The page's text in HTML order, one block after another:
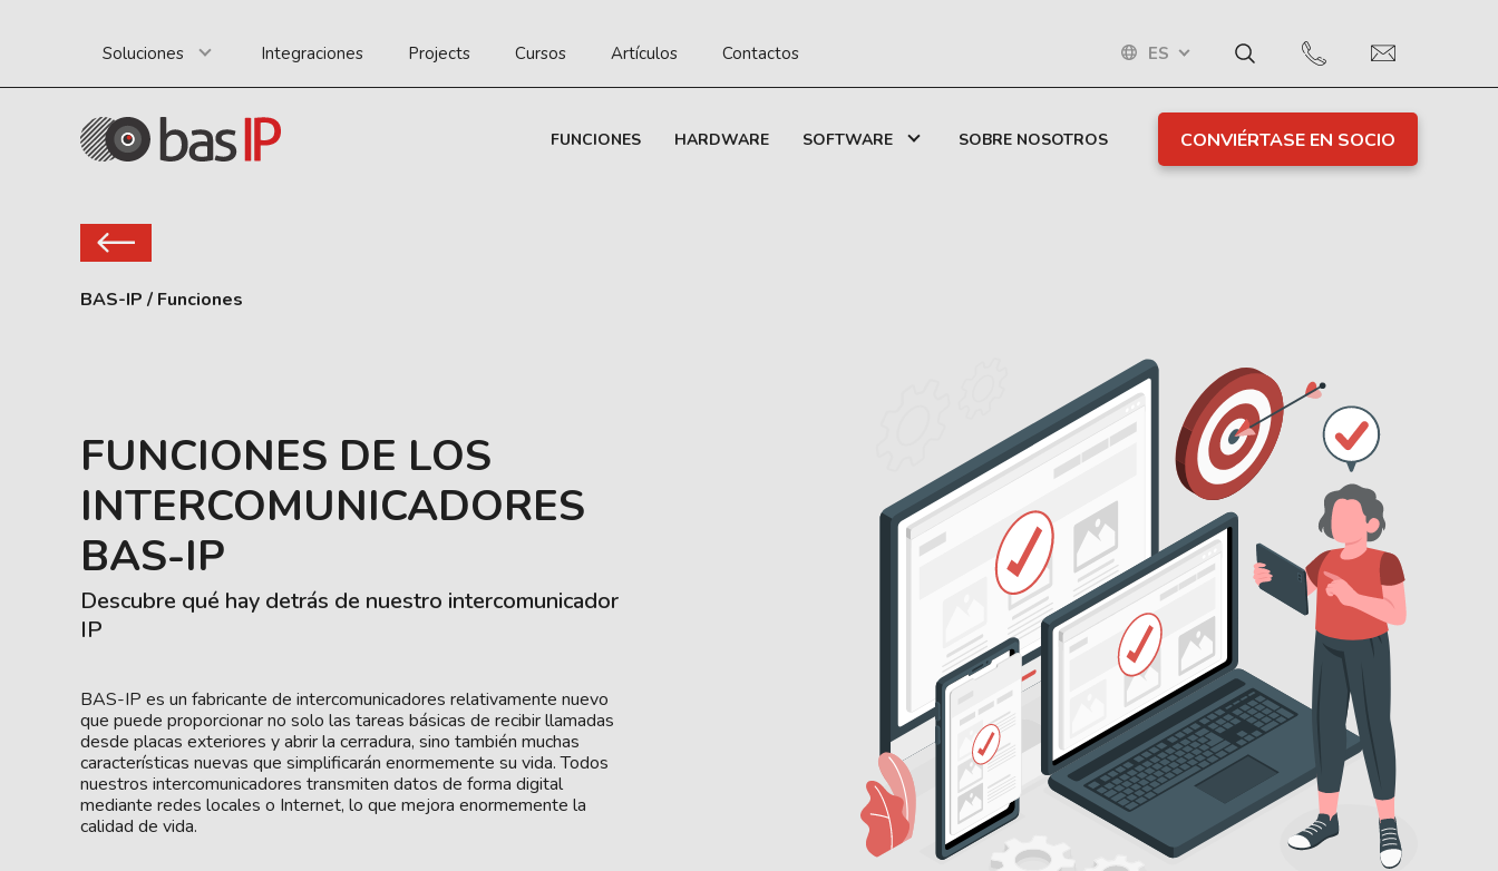
Soluciones Integraciones Projects Cursos Artículos Contactos ES
FUNCIONES HARDWARE SOFTWARE SOBRE NOSOTROS CONVIÉRTASE EN SOCIO
BAS-IP / Funciones
FUNCIONES DE LOS
INTERCOMUNICADORES
BAS-IP
Descubre qué hay detrás de nuestro intercomunicador
IP
BAS-IP es un fabricante de intercomunicadores relativamente nuevo
que puede proporcionar no solo las tareas básicas de recibir llamadas
desde placas exteriores y abrir la cerradura, sino también muchas
características nuevas que simplificarán enormemente su vida. Todos
nuestros intercomunicadores transmiten datos de forma digital
mediante redes locales o Internet, lo que mejora enormemente la
calidad de vida.